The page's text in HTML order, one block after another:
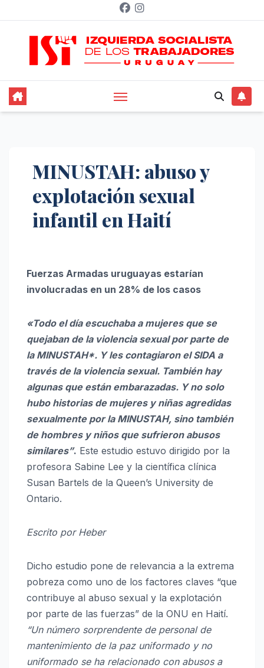
contenido
MINUSTAH: abuso y
explotación sexual
infantil en Haití
Fuerzas Armadas uruguayas estarían
involucradas en un 28% de los casos
«Todo el día escuchaba a mujeres que se
quejaban de la violencia sexual por parte de
la MINUSTAH*. Y les contagiaron el SIDA a
través de la violencia sexual. También hay
algunas que están embarazadas. Y no solo
hubo historias de mujeres y niñas agredidas
sexualmente por la MINUSTAH, sino también
de hombres y niños que sufrieron abusos
similares”. Este estudio estuvo dirigido por la
profesora Sabine Lee y la científica clínica
Susan Bartels de la Queen’s University de
Ontario.
Escrito por Heber
Dicho estudio pone de relevancia a la extrema
pobreza como uno de los factores claves “que
contribuye al abuso sexual y la explotación
por parte de las fuerzas” de la ONU en Haití.
“Un número sorprendente de personal de
mantenimiento de la paz uniformado y no
uniformado se ha relacionado con abusos a